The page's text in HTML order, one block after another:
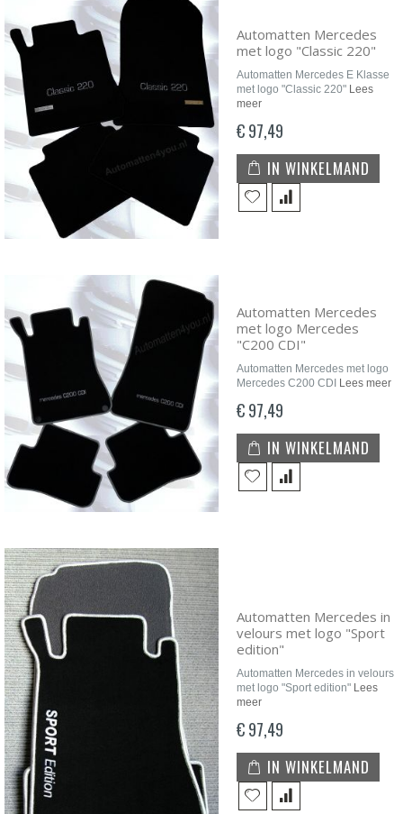
Automatten Mercedes
met logo "Classic 220"
Automatten Mercedes E Klasse
met logo "Classic 220" Lees
meer
€ 97,49
IN WINKELMAND
Automatten Mercedes
met logo Mercedes
"C200 CDI"
Automatten Mercedes met logo
Mercedes C200 CDI
Lees meer
€ 97,49
IN WINKELMAND
Automatten Mercedes in
velours met logo "Sport
edition"
Automatten Mercedes in velours
met logo "Sport edition" Lees
meer
€ 97,49
IN WINKELMAND